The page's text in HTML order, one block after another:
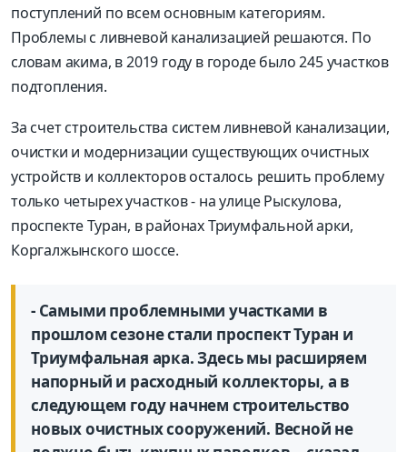
поступлений по всем основным категориям.
Проблемы с ливневой канализацией решаются. По
словам акима, в 2019 году в городе было 245 участков
подтопления.
За счет строительства систем ливневой канализации,
очистки и модернизации существующих очистных
устройств и коллекторов осталось решить проблему
только четырех участков - на улице Рыскулова,
проспекте Туран, в районах Триумфальной арки,
Коргалжынского шоссе.
- Самыми проблемными участками в
прошлом сезоне стали проспект Туран и
Триумфальная арка. Здесь мы расширяем
напорный и расходный коллекторы, а в
следующем году начнем строительство
новых очистных сооружений. Весной не